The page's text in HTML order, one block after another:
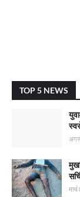
TOP 5 NEWS